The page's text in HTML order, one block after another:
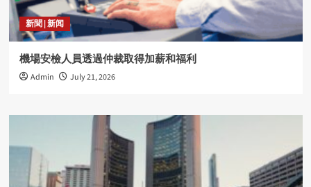
新聞 | 新闻
機場安檢人員透過仲裁取得加薪和福利
Admin July 21, 2026